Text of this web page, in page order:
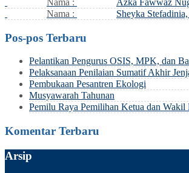
Nama :
Azka Fawwaz
Nama :
Sheyka
Pos-pos Terbaru
Pelantikan Pengurus OSIS, MPK, dan
Pelaksanaan Penilaian Sumatif Akhir
Pembukaan Pesantren Ekologi
Musyawarah Tahunan
Pemilu Raya Pemilihan Ketua dan Wakil
Komentar Terbaru
Arsip